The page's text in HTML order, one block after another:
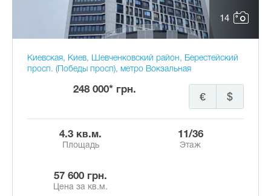
14
Киевская, Киев, Шевченковский район, Берестейский
просп. (Победы просп), метро Вокзальная
248 000* грн.
$
€
4.3 кв.м.
Площадь
11/36
Этаж
57 600 грн.
Цена за кв.м.